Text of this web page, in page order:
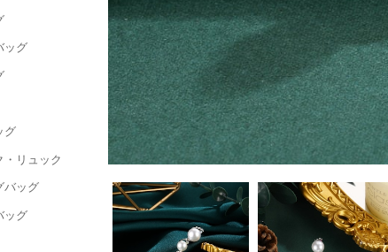
ッグ
グ
・リュック
バッグ
ッグ